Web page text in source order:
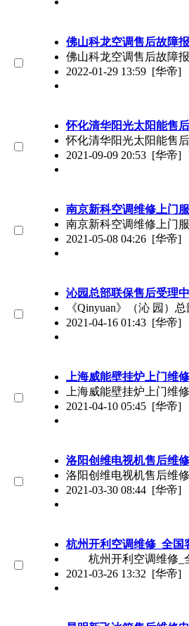
佛山科龙空调售后故障
佛山科龙空调售后故障
2022-01-29 13:59 [华帝]
怀化清华阳光太阳能售
怀化清华阳光太阳能售
2021-09-09 20:53 [华帝]
南京新科空调维修上门
南京新科空调维修上门
2021-05-08 04:26 [华帝]
沁园总部联保售后受理
《Qinyuan》（沁 园）
2021-04-16 01:43 [华帝]
上海威能壁挂炉上门维
上海威能壁挂炉上门维
2021-04-10 05:45 [华帝]
洛阳创维电视机售后维
洛阳创维电视机售后维
2021-03-30 08:44 [华帝]
杭州开利空调维修_全国
杭州开利空调维修_
2021-03-26 13:32 [华帝]